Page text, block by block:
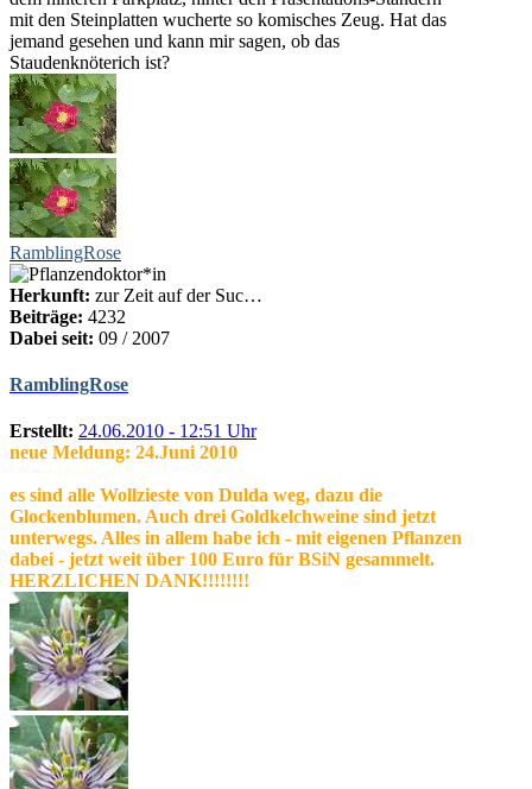
mit den Steinplatten wucherte so komisches Zeug. Hat das
jemand gesehen und kann mir sagen, ob das
Staudenknöterich ist?
RamblingRose
Herkunft: zur Zeit auf der Suc…
Beiträge: 4232
Dabei seit: 09 / 2007
RamblingRose
Erstellt: 24.06.2010 - 12:51 Uhr
neue Meldung: 24.Juni 2010
es sind alle Wollzieste von Dulda weg, dazu die
Glockenblumen. Auch drei Goldkelchweine sind jetzt
unterwegs. Alles in allem habe ich - mit eigenen Pflanzen
dabei - jetzt weit über 100 Euro für BSiN gesammelt.
HERZLICHEN DANK!!!!!!!!